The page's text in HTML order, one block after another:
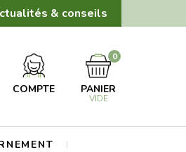
& conseils
COMPTE PANIER
0
VIDE